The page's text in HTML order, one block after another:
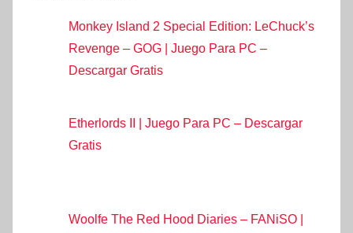
Monkey Island 2 Special Edition: LeChuck’s
Revenge – GOG | Juego Para PC –
Descargar Gratis
Etherlords II | Juego Para PC – Descargar
Gratis
Woolfe The Red Hood Diaries – FANiSO |